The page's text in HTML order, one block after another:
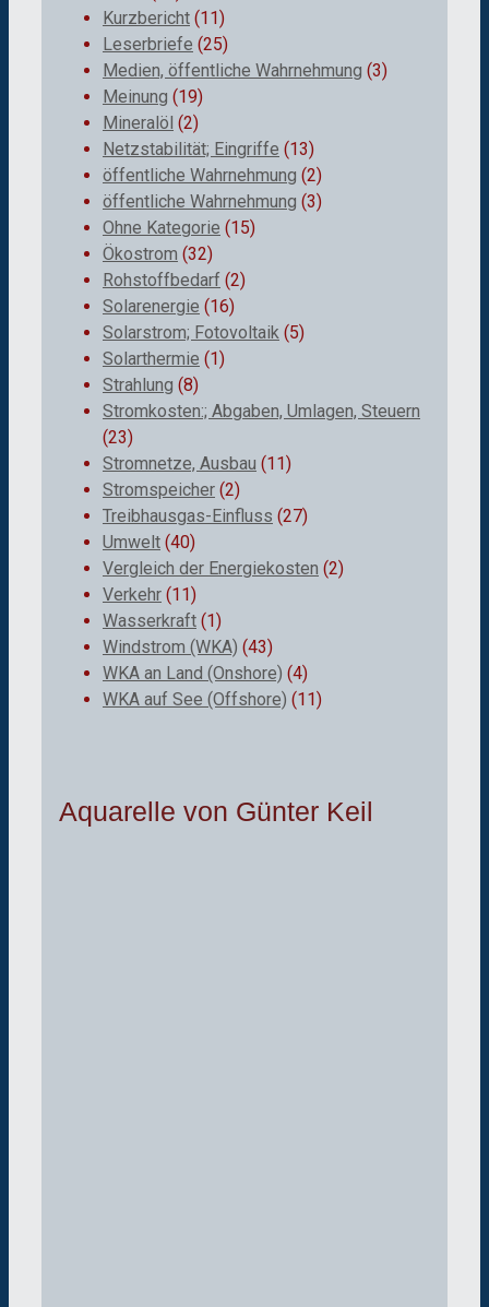
Kurzbericht (11)
Leserbriefe (25)
Medien, öffentliche Wahrnehmung (3)
Meinung (19)
Mineralöl (2)
Netzstabilität; Eingriffe (13)
öffentliche Wahrnehmung (2)
öffentliche Wahrnehmung (3)
Ohne Kategorie (15)
Ökostrom (32)
Rohstoffbedarf (2)
Solarenergie (16)
Solarstrom; Fotovoltaik (5)
Solarthermie (1)
Strahlung (8)
Stromkosten:; Abgaben, Umlagen, Steuern
(23)
Stromnetze, Ausbau (11)
Stromspeicher (2)
Treibhausgas-Einfluss (27)
Umwelt (40)
Vergleich der Energiekosten (2)
Verkehr (11)
Wasserkraft (1)
Windstrom (WKA) (43)
WKA an Land (Onshore) (4)
WKA auf See (Offshore) (11)
Aquarelle von Günter Keil